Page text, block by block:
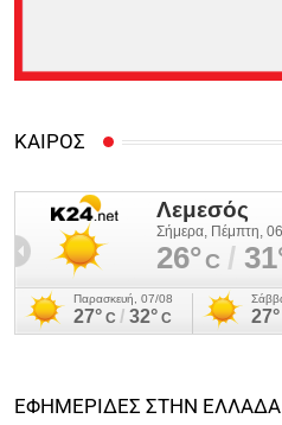
ΚΑΙΡΟΣ
ΕΦΗΜΕΡΙΔΕΣ ΣΤΗΝ ΕΛΛΑΔΑ